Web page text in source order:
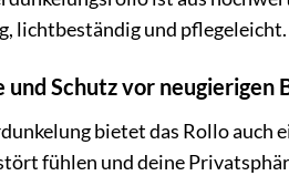
lichtbeständig und pflegeleicht.
und Schutz vor neugierigen
bietet das Rollo auch
fühlen und deine